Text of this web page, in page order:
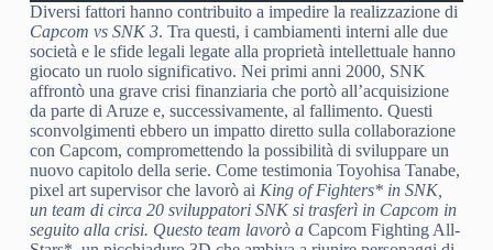
Diversi fattori hanno contribuito a impedire la realizzazione di
Capcom vs SNK 3. Tra questi, i cambiamenti interni alle due
società e le sfide legali legate alla proprietà intellettuale hanno
giocato un ruolo significativo. Nei primi anni 2000, SNK
affrontò una grave crisi finanziaria che portò all’acquisizione
da parte di Aruze e, successivamente, al fallimento. Questi
sconvolgimenti ebbero un impatto diretto sulla collaborazione
con Capcom, compromettendo la possibilità di sviluppare un
nuovo capitolo della serie. Come testimonia Toyohisa Tanabe,
pixel art supervisor che lavorò ai King of Fighters* in SNK,
un team di circa 20 sviluppatori SNK si trasferì in Capcom in
seguito alla crisi. Questo team lavorò a Capcom Fighting All-